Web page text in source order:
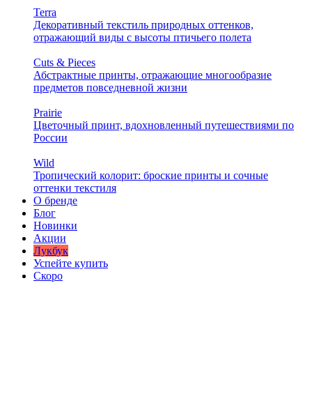
Terra
Декоративный текстиль природных оттенков,
отражающий виды с высоты птичьего полета
Cuts & Pieces
Абстрактные принты, отражающие многообразие
предметов повседневной жизни
Prairie
Цветочный принт, вдохновленный путешествиями по
России
Wild
Тропический колорит: броские принты и сочные
оттенки текстиля
О бренде
Блог
Новинки
Акции
Лукбук
Успейте купить
Скоро